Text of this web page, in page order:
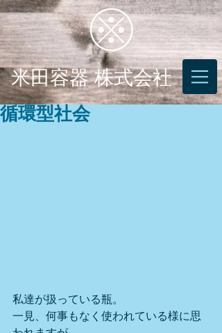
米田容器 株式会社
循環型社会
私達が扱っている瓶。
一見、何事もなく使われている様に思